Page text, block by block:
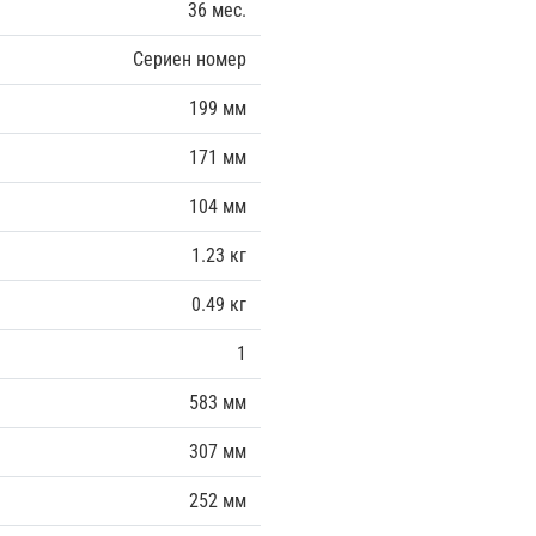
36 мес.
Сериен номер
199 мм
171 мм
104 мм
1.23 кг
0.49 кг
1
583 мм
307 мм
252 мм